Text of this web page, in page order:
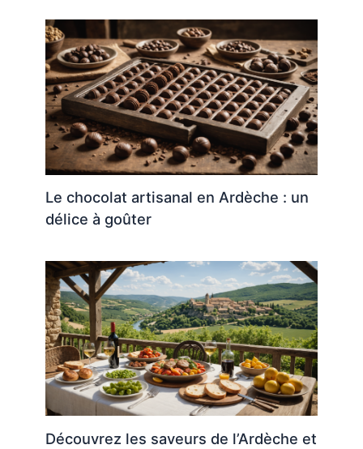
Le chocolat artisanal en Ardèche : un
délice à goûter
Découvrez les saveurs de l’Ardèche et